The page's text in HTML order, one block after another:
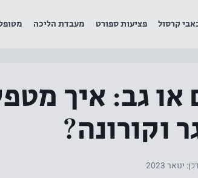
קרסול פציעות ספורט מעבדת הליכה
או גב: איך
וקורונה?
ינואר 2023